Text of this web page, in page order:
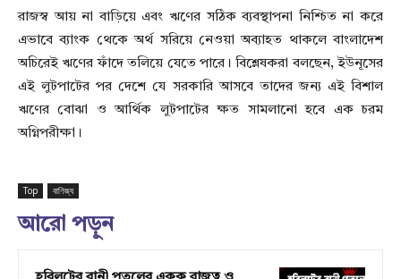
রাজস্ব আয় না বাড়িয়ে এবং ঋণের সঠিক ব্যবস্থাপনা নিশ্চিত না করে
এভাবে ব্যাংক থেকে অর্থ সরিয়ে নেওয়া অব্যাহত থাকলে বাংলাদেশ
অচিরেই ঋণের ফাঁদে তলিয়ে যেতে পারে। বিশ্লেষকরা বলছেন, ইউনূসের
এই লুটপাটের পর দেশে যে সরকারি আসবে তাদের জন্য এই বিশাল
ঋণের বোঝা ও আর্থিক লুটপাটের ক্ষত সামলানো হবে এক চরম
অগ্নিপরীক্ষা।
Top বাণিজ্য
আরো পড়ুন